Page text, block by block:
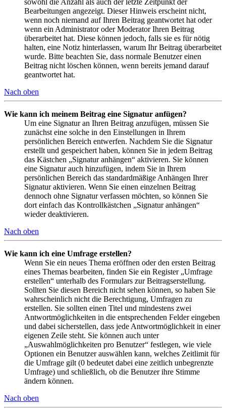
Bearbeitungen angezeigt. Dieser Hinweis erscheint nicht,
wenn noch niemand auf Ihren Beitrag geantwortet hat oder
wenn ein Administrator oder Moderator Ihren Beitrag
überarbeitet hat. Diese können jedoch, falls sie es für nötig
halten, eine Notiz hinterlassen, warum Ihr Beitrag überarbeitet
wurde. Bitte beachten Sie, dass normale Benutzer einen
Beitrag nicht löschen können, wenn bereits jemand darauf
geantwortet hat.
Nach oben
Wie kann ich meinem Beitrag eine Signatur anfügen?
Um eine Signatur an Ihren Beitrag anzufügen, müssen Sie
zunächst eine solche in den Einstellungen in Ihrem
persönlichen Bereich entwerfen. Nachdem Sie die Signatur
erstellt und gespeichert haben, können Sie in jedem Beitrag
das Kästchen „Signatur anhängen“ aktivieren. Sie können
eine Signatur auch hinzufügen, indem Sie in Ihrem
persönlichen Bereich das standardmäßige Anhängen Ihrer
Signatur aktivieren. Wenn Sie einen einzelnen Beitrag
dennoch ohne Signatur verfassen möchten, so können Sie
dort einfach das Kontrollkästchen „Signatur anhängen“
wieder deaktivieren.
Nach oben
Wie kann ich eine Umfrage erstellen?
Wenn Sie ein neues Thema eröffnen oder den ersten Beitrag
eines Themas bearbeiten, finden Sie ein Register „Umfrage
erstellen“ unterhalb des Formulars zur Beitragserstellung.
Sollten Sie diesen Bereich nicht sehen können, so haben Sie
wahrscheinlich nicht die Berechtigung, Umfragen zu
erstellen. Sie sollten einen Titel und mindestens zwei
Antwortmöglichkeiten in die entsprechenden Felder eingeben
und dabei sicherstellen, dass jede Antwortmöglichkeit in einer
eigenen Zeile steht. Sie können auch unter
„Auswahlmöglichkeiten pro Benutzer“ festlegen, wie viele
Optionen ein Benutzer auswählen kann, welches Zeitlimit für
die Umfrage gilt (0 bedeutet dabei eine zeitlich unbegrenzte
Umfrage) und schließlich, ob die Benutzer ihre Stimme
ändern können.
Nach oben